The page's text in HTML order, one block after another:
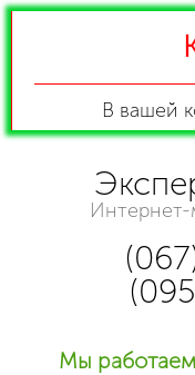
Интернет-
Мы
В вашей